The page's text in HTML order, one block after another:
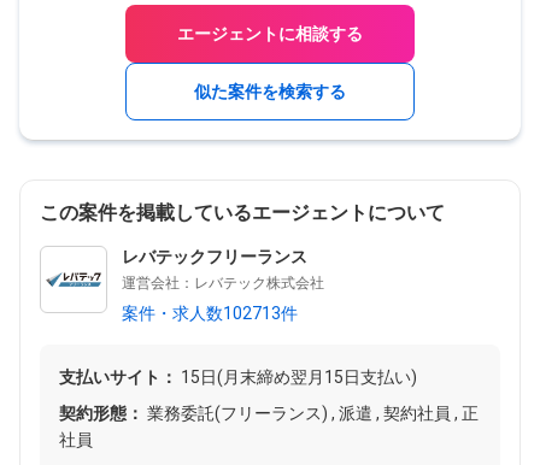
エージェントに相談する
似た案件を検索する
この案件を掲載しているエージェントについて
レバテックフリーランス
運営会社：レバテック株式会社
案件・求人数102713件
支払いサイト： 15日(月末締め翌月15日支払い)
契約形態： 業務委託(フリーランス) , 派遣 , 契約社員 , 正
社員